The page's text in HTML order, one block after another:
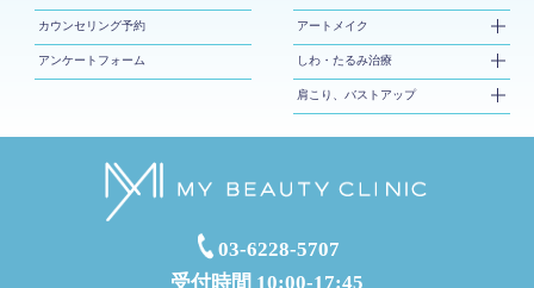
カウンセリング予約
アンケートフォーム
アートメイク
しわ・たるみ治療
肩こり、バストアップ
03-6228-5707
受付時間 10:00-17:45